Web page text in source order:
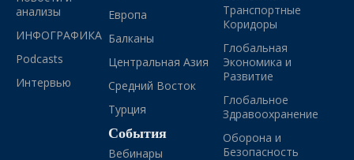
анализы
ИНФОГРАФИКА
Podcasts
Интервью
Европа
Балканы
Центральная Азия
Средний Восток
Турция
События
Вебинары
Транспортные
Коридоры
Глобальная
Экономика и
Развитие
Глобальное
Здравоохранение
Оборона и
Безопасность